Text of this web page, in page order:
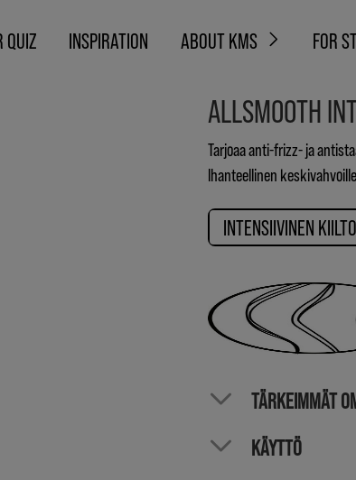
QUIZ INSPIRATION ABOUT KMS FOR
ALLSMOOTH
Tarjoaa anti-frizz- ja
Ihanteellinen
INTENSIIVINEN KIILTO
TÄRKEIMMÄT
KÄYTTÖ